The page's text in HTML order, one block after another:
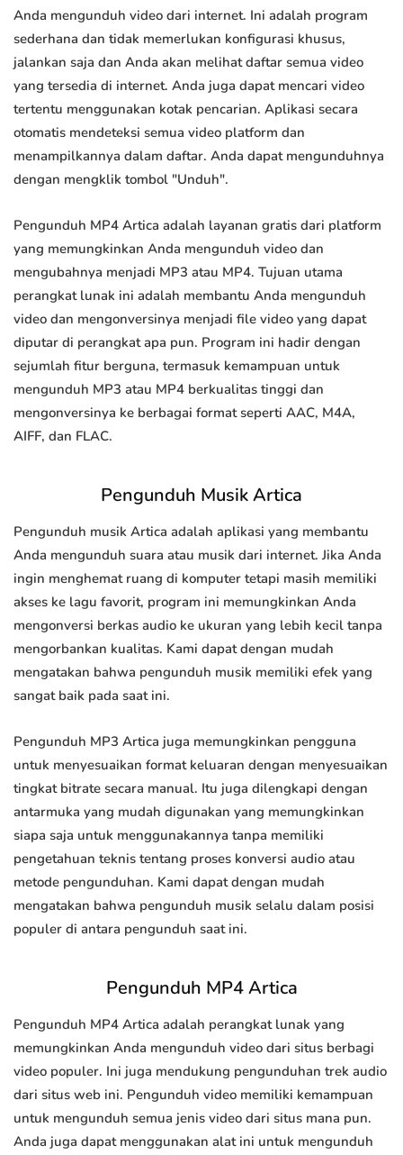
Anda mengunduh video dari internet. Ini adalah program
sederhana dan tidak memerlukan konfigurasi khusus,
jalankan saja dan Anda akan melihat daftar semua video
yang tersedia di internet. Anda juga dapat mencari video
tertentu menggunakan kotak pencarian. Aplikasi secara
otomatis mendeteksi semua video platform dan
menampilkannya dalam daftar. Anda dapat mengunduhnya
dengan mengklik tombol "Unduh".
Pengunduh MP4 Artica adalah layanan gratis dari platform
yang memungkinkan Anda mengunduh video dan
mengubahnya menjadi MP3 atau MP4. Tujuan utama
perangkat lunak ini adalah membantu Anda mengunduh
video dan mengonversinya menjadi file video yang dapat
diputar di perangkat apa pun. Program ini hadir dengan
sejumlah fitur berguna, termasuk kemampuan untuk
mengunduh MP3 atau MP4 berkualitas tinggi dan
mengonversinya ke berbagai format seperti AAC, M4A,
AIFF, dan FLAC.
Pengunduh Musik Artica
Pengunduh musik Artica adalah aplikasi yang membantu
Anda mengunduh suara atau musik dari internet. Jika Anda
ingin menghemat ruang di komputer tetapi masih memiliki
akses ke lagu favorit, program ini memungkinkan Anda
mengonversi berkas audio ke ukuran yang lebih kecil tanpa
mengorbankan kualitas. Kami dapat dengan mudah
mengatakan bahwa pengunduh musik memiliki efek yang
sangat baik pada saat ini.
Pengunduh MP3 Artica juga memungkinkan pengguna
untuk menyesuaikan format keluaran dengan menyesuaikan
tingkat bitrate secara manual. Itu juga dilengkapi dengan
antarmuka yang mudah digunakan yang memungkinkan
siapa saja untuk menggunakannya tanpa memiliki
pengetahuan teknis tentang proses konversi audio atau
metode pengunduhan. Kami dapat dengan mudah
mengatakan bahwa pengunduh musik selalu dalam posisi
populer di antara pengunduh saat ini.
Pengunduh MP4 Artica
Pengunduh MP4 Artica adalah perangkat lunak yang
memungkinkan Anda mengunduh video dari situs berbagi
video populer. Ini juga mendukung pengunduhan trek audio
dari situs web ini. Pengunduh video memiliki kemampuan
untuk mengunduh semua jenis video dari situs mana pun.
Anda juga dapat menggunakan alat ini untuk mengunduh